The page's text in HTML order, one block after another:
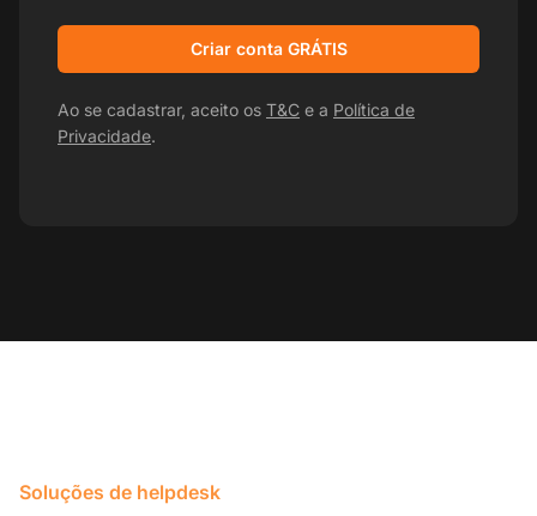
Criar conta GRÁTIS
Ao se cadastrar, aceito os T&C e a Política de
Privacidade.
Soluções de helpdesk